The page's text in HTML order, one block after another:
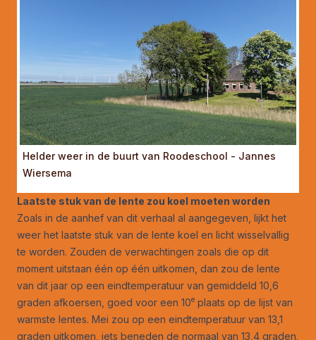
Helder weer in de buurt van Roodeschool - Jannes
Wiersema
Laatste stuk van de lente zou koel moeten worden
Zoals in de aanhef van dit verhaal al aangegeven, lijkt het
weer het laatste stuk van de lente koel en licht wisselvallig
te worden. Zouden de verwachtingen zoals die op dit
moment uitstaan één op één uitkomen, dan zou de lente
van dit jaar op een eindtemperatuur van gemiddeld 10,6
graden afkoersen, goed voor een 10e plaats op de lijst van
warmste lentes. Mei zou op een eindtemperatuur van 13,1
graden uitkomen, iets beneden de normaal van 13,4 graden.